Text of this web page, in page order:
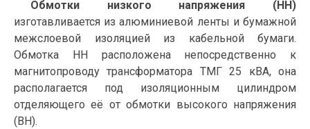
Обмотки низкого напряжения (НН)
изготавливается из алюминиевой ленты и бумажной
межслоевой изоляцией из кабельной бумаги.
Обмотка НН расположена непосредственно к
магнитопроводу трансформатора ТМГ 25 кВА, она
располагается под изоляционным цилиндром
отделяющего её от обмотки высокого напряжения
(ВН).